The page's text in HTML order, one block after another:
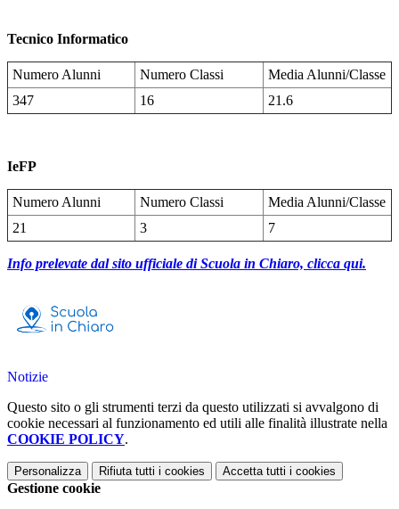
Tecnico Informatico
Numero Alunni Numero Classi
Media Alunni/Classe
347
16 21.6
IeFP
Numero Alunni Numero Classi
Media Alunni/Classe
21
3 7
Info prelevate dal sito ufficiale di Scuola in Chiaro, clicca qui.
Notizie
Questo sito o gli strumenti terzi da questo utilizzati si avvalgono di
cookie necessari al funzionamento ed utili alle finalità illustrate nella
COOKIE POLICY.
Personalizza Rifiuta tutti i cookies Accetta tutti i cookies
Gestione cookie